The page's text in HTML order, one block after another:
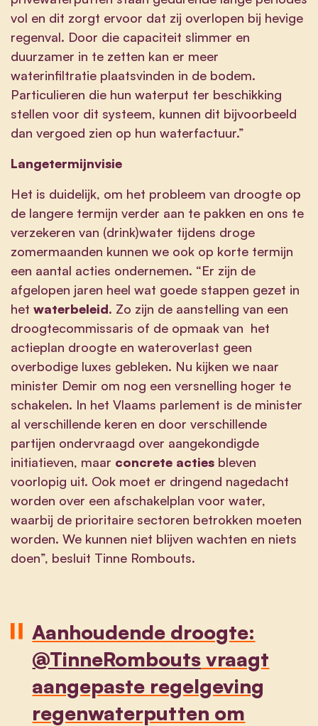
vol en dit zorgt ervoor dat zij overlopen bij hevige
regenval. Door die capaciteit slimmer en
duurzamer in te zetten kan er meer
waterinfiltratie plaatsvinden in de bodem.
Particulieren die hun waterput ter beschikking
stellen voor dit systeem, kunnen dit bijvoorbeeld
dan vergoed zien op hun waterfactuur.”
Langetermijnvisie
Het is duidelijk, om het probleem van droogte op
de langere termijn verder aan te pakken en ons te
verzekeren van (drink)water tijdens droge
zomermaanden kunnen we ook op korte termijn
een aantal acties ondernemen. “Er zijn de
afgelopen jaren heel wat goede stappen gezet in
het waterbeleid. Zo zijn de aanstelling van een
droogtecommissaris of de opmaak van het
actieplan droogte en wateroverlast geen
overbodige luxes gebleken. Nu kijken we naar
minister Demir om nog een versnelling hoger te
schakelen. In het Vlaams parlement is de minister
al verschillende keren en door verschillende
partijen ondervraagd over aangekondigde
initiatieven, maar concrete acties bleven
voorlopig uit. Ook moet er dringend nagedacht
worden over een afschakelplan voor water,
waarbij de prioritaire sectoren betrokken moeten
worden. We kunnen niet blijven wachten en niets
doen”, besluit Tinne Rombouts.
Aanhoudende droogte:
@TinneRombouts vraagt
aangepaste regelgeving
regenwaterputten om